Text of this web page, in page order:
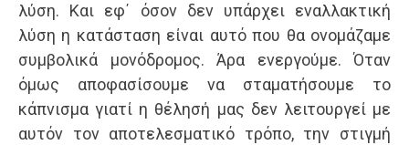
λύση. Και εφ΄ όσον δεν υπάρχει εναλλακτική
λύση η κατάσταση είναι αυτό που θα ονομάζαμε
συμβολικά μονόδρομος. Άρα ενεργούμε. Όταν
όμως αποφασίσουμε να σταματήσουμε το
κάπνισμα γιατί η θέλησή μας δεν λειτουργεί με
αυτόν τον αποτελεσματικό τρόπο, την στιγμή